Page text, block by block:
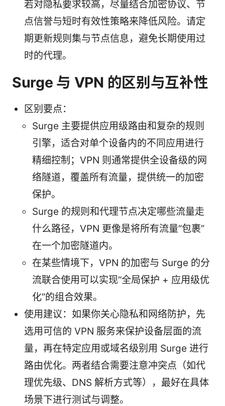
若对隐私要求较高，尽量结合加密协议、节
点信誉与短时有效性策略来降低风险。请定
期更新规则集与节点信息，避免长期使用过
时的代理。
Surge 与 VPN 的区别与互补性
区别要点：
Surge 主要提供应用级路由和复杂的规则
引擎，适合对单个设备内的不同应用进行
精细控制；VPN 则通常提供全设备级的网
络隧道，覆盖所有流量，提供统一的加密
保护。
Surge 的规则和代理节点决定哪些流量走
什么路径，VPN 更像是将所有流量“包裹”
在一个加密隧道内。
在某些情境下，VPN 的加密与 Surge 的分
流联合使用可以实现“全局保护 + 应用级优
化”的组合效果。
使用建议：如果你关心隐私和网络防护，先
选用可信的 VPN 服务来保护设备层面的流
量，再在特定应用或域名级别用 Surge 进行
路由优化。两者结合需要注意冲突点（如代
理优先级、DNS 解析方式等），最好在具体
场景下进行测试与调整。